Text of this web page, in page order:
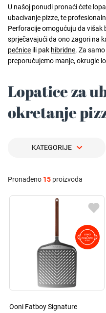
U našoj ponudi pronaći ćete
ubacivanje pizze, te
Perforacije omogućuju da višak
sprječavajući da ono zagori na
pećnice ili pak hibridne. Za
preporučujemo manje, okrugle
Lopatice za
okretanje
KATEGORIJE
Pronađeno 15 proizvoda
Ooni Fatboy Signature